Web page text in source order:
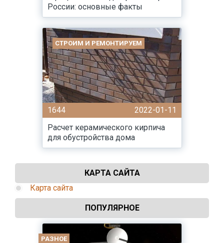
России: основные факты
СТРОИМ И РЕМОНТИРУЕМ
1644
2022-01-11
Расчет керамического кирпича
для обустройства дома
КАРТА САЙТА
Карта сайта
ПОПУЛЯРНОЕ
РАЗНОЕ